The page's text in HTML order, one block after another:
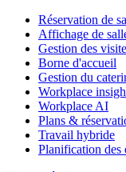
Réservation de
Affichage de
Gestion des
Borne d'accueil
Gestion du
Workplace
Workplace AI
Plans &
Travail hybride
Planification des